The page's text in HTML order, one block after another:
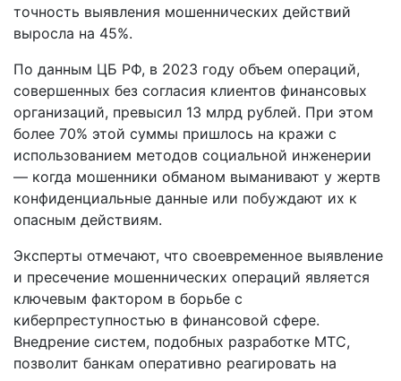
точность выявления мошеннических действий
выросла на 45%.
По данным ЦБ РФ, в 2023 году объем операций,
совершенных без согласия клиентов финансовых
организаций, превысил 13 млрд рублей. При этом
более 70% этой суммы пришлось на кражи с
использованием методов социальной инженерии
— когда мошенники обманом выманивают у жертв
конфиденциальные данные или побуждают их к
опасным действиям.
Эксперты отмечают, что своевременное выявление
и пресечение мошеннических операций является
ключевым фактором в борьбе с
киберпреступностью в финансовой сфере.
Внедрение систем, подобных разработке МТС,
позволит банкам оперативно реагировать на